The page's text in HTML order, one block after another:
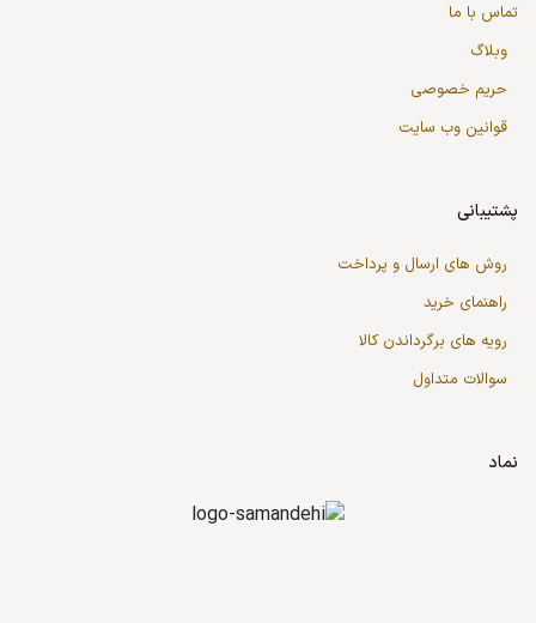
تماس با ما
وبلاگ
حریم خصوصی
قوانین وب سایت
پشتیبانی
روش های ارسال و پرداخت
راهنمای خرید
رویه های برگرداندن کالا
سوالات متداول
نماد